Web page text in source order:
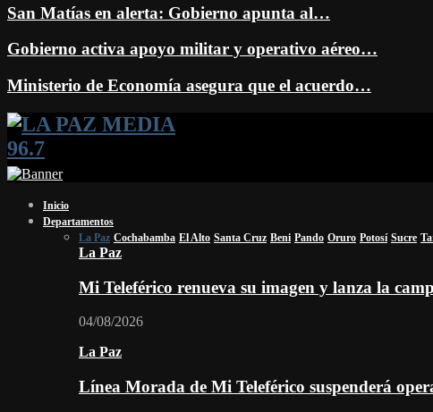
San Matías en alerta: Gobierno apunta al…
Gobierno activa apoyo militar y operativo aéreo…
Ministerio de Economía asegura que el acuerdo…
Facebook
Twitter
Instagram
Youtube
Email
Twitch
Whatsapp
Inicio
Departamentos
La Paz Cochabamba El Alto Santa Cruz Beni Pando Oruro Potosí Sucre
La Paz
Mi Teleférico renueva su imagen y lanza la
04/08/2026
La Paz
Línea Morada de Mi Teleférico suspenderá